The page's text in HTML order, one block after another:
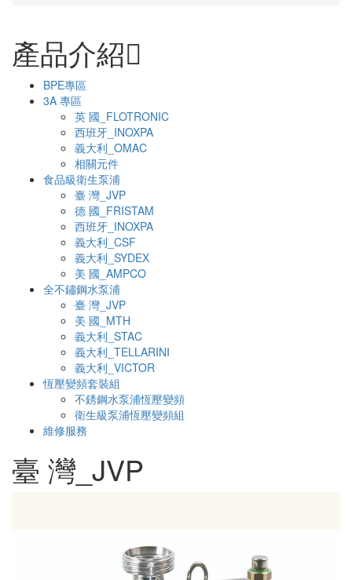
產品介紹
BPE專區
3A 專區
英 國_FLOTRONIC
西班牙_INOXPA
義大利_OMAC
相關元件
食品級衛生泵浦
臺 灣_JVP
德 國_FRISTAM
西班牙_INOXPA
義大利_CSF
義大利_SYDEX
美 國_AMPCO
全不鏽鋼水泵浦
臺 灣_JVP
美 國_MTH
義大利_STAC
義大利_TELLARINI
義大利_VICTOR
恆壓變頻套裝組
不銹鋼水泵浦恆壓變頻
衛生級泵浦恆壓變頻組
維修服務
臺 灣_JVP